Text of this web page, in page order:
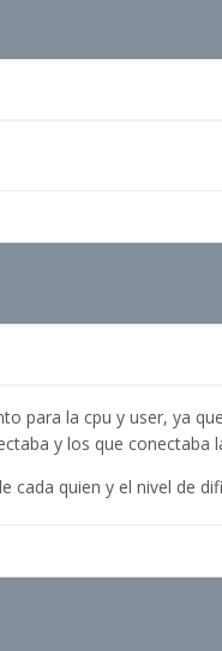
para la cpu y user, ya
y los que conectaba
quien y el nivel de